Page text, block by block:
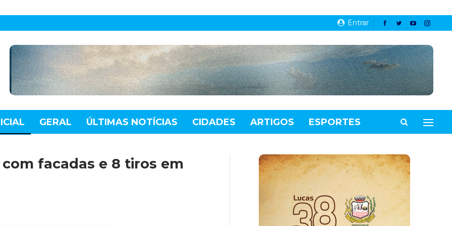
Entrar
GERAL ÚLTIMAS NOTÍCIAS CIDADES ARTIGOS ESPORTES
facadas e 8 tiros em